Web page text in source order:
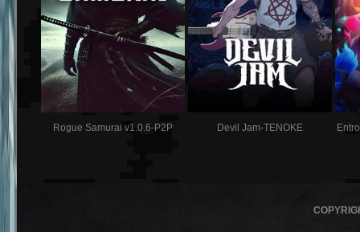
Rogue Samurai v1.0.6-P2P Devil Jam-TENOKE